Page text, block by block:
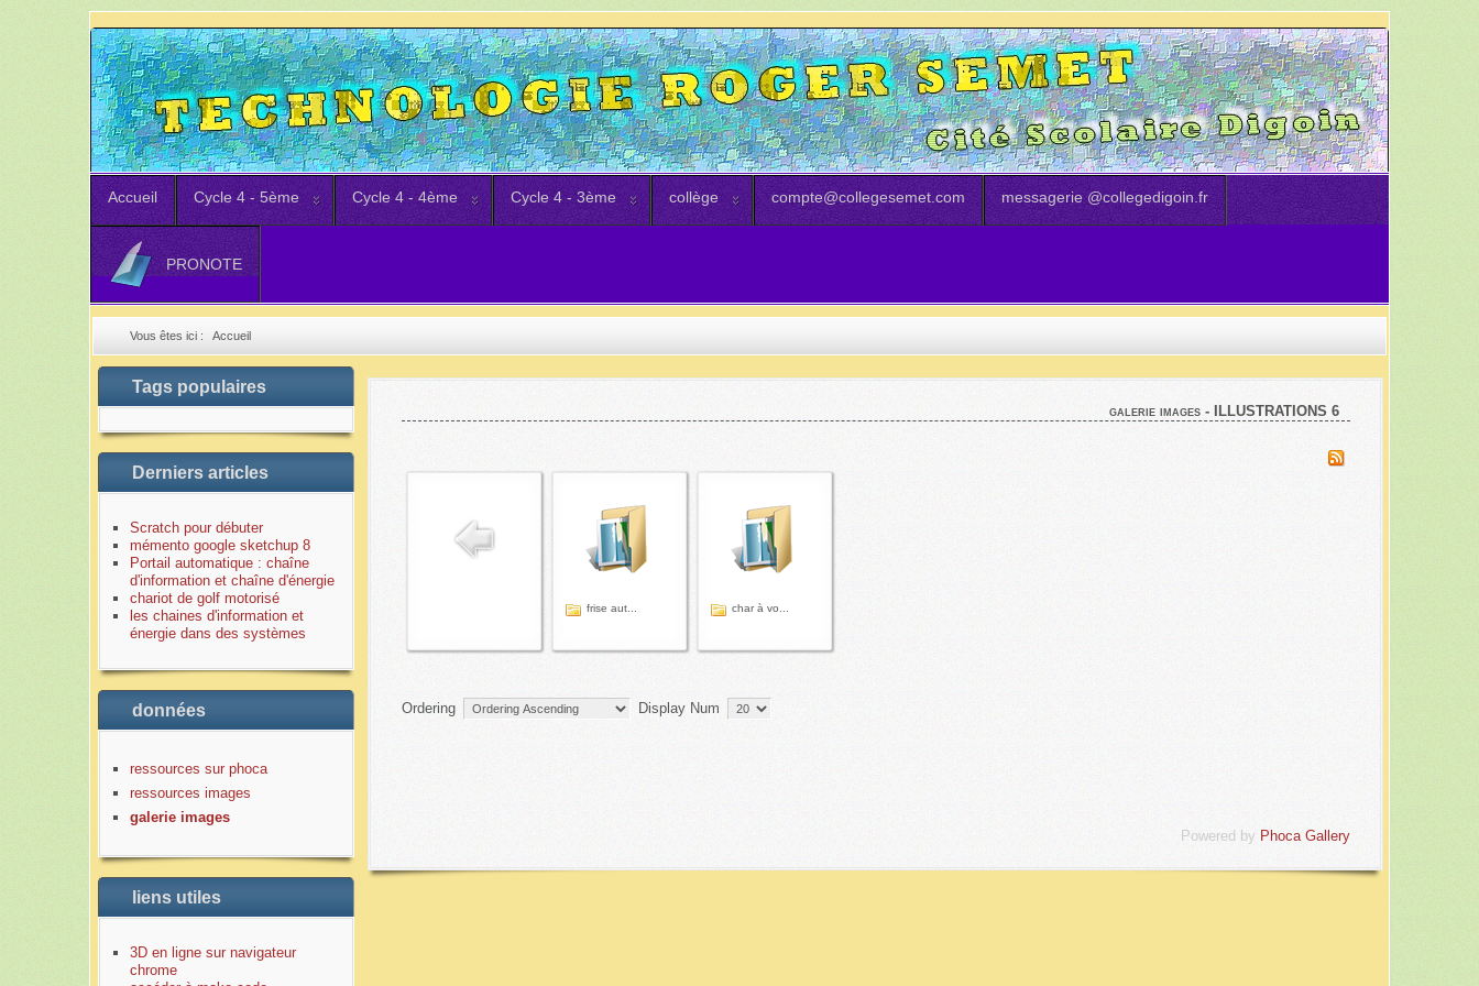
Accueil Cycle 4 - 5ème Cycle 4 - 4ème Cycle 4 - 3ème collège compte@collegesemet.com messagerie @collegedigoin.fr
PRONOTE
Vous êtes ici :Accueil
Tags populaires
Derniers articles
Scratch pour débuter
mémento google sketchup 8
Portail automatique : chaîne
d'information et chaîne d'énergie
chariot de golf motorisé
les chaines d'information et
énergie dans des systèmes
données
ressources sur phoca
ressources images
galerie images
liens utiles
3D en ligne sur navigateur
chrome
galerie images - ILLUSTRATIONS 6
frise aut... char à vo...
Ordering Display Num
Powered by Phoca Gallery